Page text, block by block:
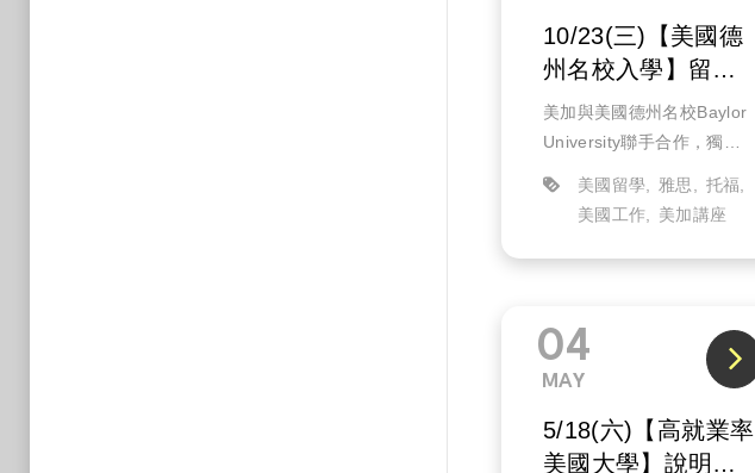
10/23(三)【美國德
州名校入學】留學
資訊日(實體)
美加與美國德州名校Baylor
University聯手合作，獨家
門就業科系選擇，幫助你實
美國留學 雅思
托福
美國工作
美加講座
04
MAY
5/18(六)【高就業率
美國大學】說明會